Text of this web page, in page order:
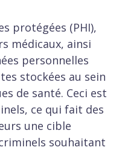
protégées (PHI),
médicaux, ainsi
personnelles
stockées au sein
de santé. Ceci est
ce qui fait des
une cible
souhaitant